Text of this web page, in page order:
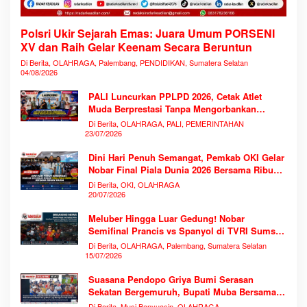
Polsri Ukir Sejarah Emas: Juara Umum PORSENI
XV dan Raih Gelar Keenam Secara Beruntun
Di Berita, OLAHRAGA, Palembang, PENDIDIKAN, Sumatera Selatan
04/08/2026
PALI Luncurkan PPLPD 2026, Cetak Atlet
Muda Berprestasi Tanpa Mengorbankan
Pendidikan
Di Berita, OLAHRAGA, PALI, PEMERINTAHAN
23/07/2026
Dini Hari Penuh Semangat, Pemkab OKI Gelar
Nobar Final Piala Dunia 2026 Bersama Ribuan
Warga
Di Berita, OKI, OLAHRAGA
20/07/2026
Meluber Hingga Luar Gedung! Nobar
Semifinal Prancis vs Spanyol di TVRI Sumsel
Memecahkan Rekor Antusiasme
Di Berita, OLAHRAGA, Palembang, Sumatera Selatan
15/07/2026
Suasana Pendopo Griya Bumi Serasan
Sekatan Bergemuruh, Bupati Muba Bersama
Ribuan Warga Nobar Laga Bersejarah Piala